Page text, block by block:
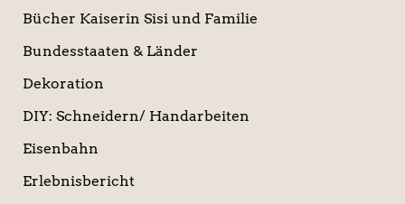
Bücher Kaiserin Sisi und Familie
Bundesstaaten & Länder
Dekoration
DIY: Schneidern/ Handarbeiten
Eisenbahn
Erlebnisbericht